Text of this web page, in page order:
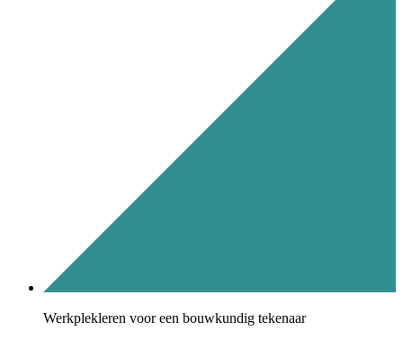
Werkplekleren voor een bouwkundig tekenaar